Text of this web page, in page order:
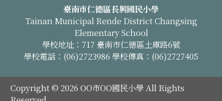
頁尾區域內容臺南市仁德區長興國民小學
Tainan Municipal Rende District Changsing
Elementary School
學校地址：717 臺南市仁德區土庫路6號
學校電話：(06)2723986 學校傳真：(06)2727405
Copyright © 2026 OO市OO國民小學 All Rights